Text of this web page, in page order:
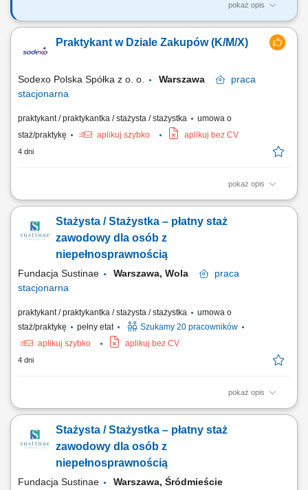
pokaż opis
Dołącz do BasicLab i rozpocznij swoją zawodową przygodę z
pielęgnacja skóry, a doradztwo i praca z klientem sprawiają Ci
satysfakcję - ten staż jest właśnie dla Ciebie! W BasicLab łączymy
Praktykant w Dziale Zakupów (K/M/X)
Sodexo Polska Spółka z o. o. Warszawa
praca
stacjonarna
praktykant / praktykantka / stażysta / stażystka
umowa o
staż/praktykę
aplikuj szybko aplikuj bez CV
4 dni
pokaż opis
Czym będziesz się zajmować? Twoje wsparcie będzie kluczowe dla
Dbałość o dane: Aktualizacja i weryfikacja bazy danych dostawców.
Dokumentacja: Archiwizacja umów zakupowych oraz dbanie o
porządek w dokumentacji....
Stażysta / Stażystka – płatny staż
zawodowy dla osób z
niepełnosprawnością
Fundacja Sustinae Warszawa, Wola
praca
stacjonarna
praktykant / praktykantka / stażysta / stażystka
umowa o
staż/praktykę
pełny etat
Szukamy 20 pracowników
aplikuj szybko
aplikuj bez CV
4 dni
pokaż opis
Projekt „RozPracuj się ! Kompleksowy program aktywizacji zawodowej
środków Państwowego Funduszu Rehabilitacji Osób
Niepełnosprawnych. Celem uczestnictwa w programie jest zwiększenie
szansy na rynku pracy i podjęcie...
Stażysta / Stażystka – płatny staż
zawodowy dla osób z
niepełnosprawnością
Fundacja Sustinae
Warszawa, Śródmieście